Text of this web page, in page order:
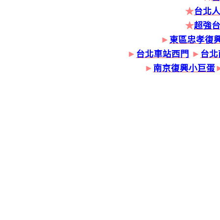
★台北
★超強
► 東區忠孝復
► 台北車站西門 ► 台
► 南京復興小巨蛋